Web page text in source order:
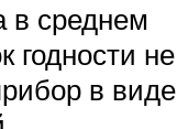
в среднем
годности не
в виде